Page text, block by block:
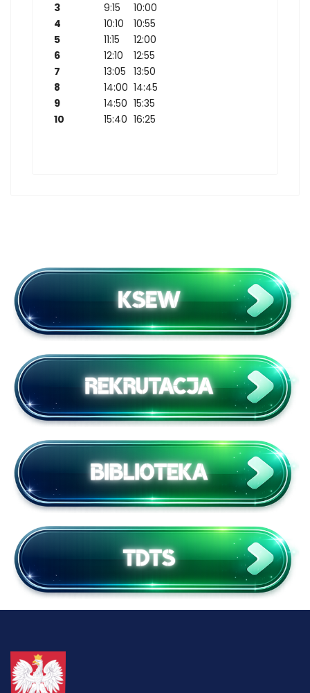
3
9:15
10:00
4
10:10
10:55
5
11:15
12:00
6
12:10
12:55
7
13:05 13:50
8
14:00 14:45
9
14:50 15:35
10
15:40 16:25